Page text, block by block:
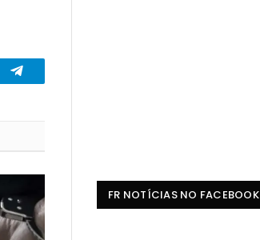
Telegrama
FR NOTÍCIAS NO FACEBOOK